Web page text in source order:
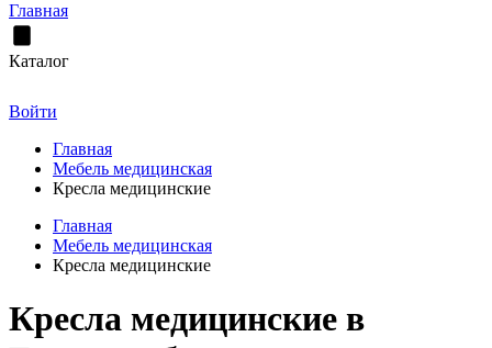
Главная
Каталог
Войти
Главная
Мебель медицинская
Кресла медицинские
Главная
Мебель медицинская
Кресла медицинские
Кресла медицинские в